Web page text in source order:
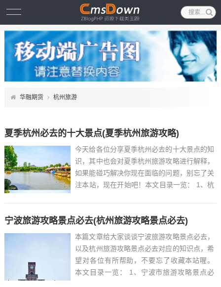
华融期货 杭州旅游
夏季杭州必去的十大景点(夏季杭州旅游攻略)
今天给各位分享夏季杭州必去的十大景点的知
识，其中也会对夏季杭州旅游攻略进行解释，
如果能碰巧解决你现在面临的问题，别忘了关
注本站，现在开始吧！本文目录一览： 1、杭
宁波旅游攻略景点必去(杭州旅游攻略景点必去)
本篇文章给大家谈谈宁波旅游攻略景点必去，
以及杭州旅游攻略景点必去对应的知识点，希
望对各位有所帮助，不要忘了收藏本站喔。
本文目录一览： 1、宁波市旅游攻略景点必